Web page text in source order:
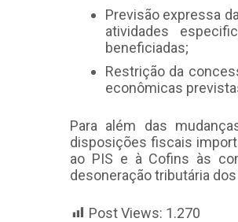
Previsão expressa
atividades
beneficiadas;
Restrição da
econômicas
Para além das
disposições fiscais
ao PIS e à Cofins às
desoneração tributária
Post Views: 1.270